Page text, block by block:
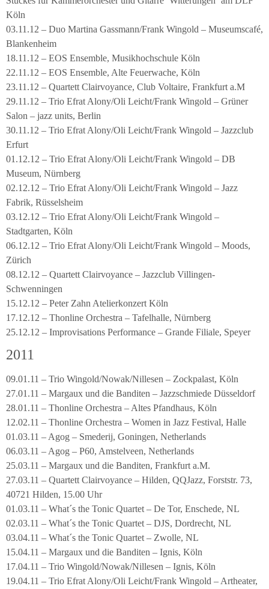
Köln
03.11.12 – Duo Martina Gassmann/Frank Wingold – Museumscafé,
Blankenheim
18.11.12 – EOS Ensemble, Musikhochschule Köln
22.11.12 – EOS Ensemble, Alte Feuerwache, Köln
23.11.12 – Quartett Clairvoyance, Club Voltaire, Frankfurt a.M
29.11.12 – Trio Efrat Alony/Oli Leicht/Frank Wingold – Grüner
Salon – jazz units, Berlin
30.11.12 – Trio Efrat Alony/Oli Leicht/Frank Wingold – Jazzclub
Erfurt
01.12.12 – Trio Efrat Alony/Oli Leicht/Frank Wingold – DB
Museum, Nürnberg
02.12.12 – Trio Efrat Alony/Oli Leicht/Frank Wingold – Jazz
Fabrik, Rüsselsheim
03.12.12 – Trio Efrat Alony/Oli Leicht/Frank Wingold –
Stadtgarten, Köln
06.12.12 – Trio Efrat Alony/Oli Leicht/Frank Wingold – Moods,
Zürich
08.12.12 – Quartett Clairvoyance – Jazzclub Villingen-
Schwenningen
15.12.12 – Peter Zahn Atelierkonzert Köln
17.12.12 – Thonline Orchestra – Tafelhalle, Nürnberg
25.12.12 – Improvisations Performance – Grande Filiale, Speyer
2011
09.01.11 – Trio Wingold/Nowak/Nillesen – Zockpalast, Köln
27.01.11 – Margaux und die Banditen – Jazzschmiede Düsseldorf
28.01.11 – Thonline Orchestra – Altes Pfandhaus, Köln
12.02.11 – Thonline Orchestra – Women in Jazz Festival, Halle
01.03.11 – Agog – Smederij, Goningen, Netherlands
06.03.11 – Agog – P60, Amstelveen, Netherlands
25.03.11 – Margaux und die Banditen, Frankfurt a.M.
27.03.11 – Quartett Clairvoyance – Hilden, QQJazz, Forststr. 73,
40721 Hilden, 15.00 Uhr
01.03.11 – What´s the Tonic Quartet – De Tor, Enschede, NL
02.03.11 – What´s the Tonic Quartet – DJS, Dordrecht, NL
03.04.11 – What´s the Tonic Quartet – Zwolle, NL
15.04.11 – Margaux und die Banditen – Ignis, Köln
17.04.11 – Trio Wingold/Nowak/Nillesen – Ignis, Köln
19.04.11 – Trio Efrat Alony/Oli Leicht/Frank Wingold – Artheater,